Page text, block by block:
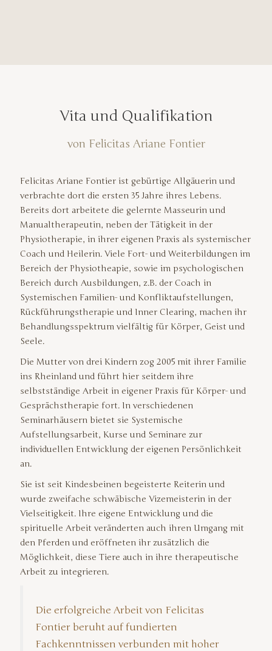
Vita und Qualifikation
von Felicitas Ariane Fontier
Felicitas Ariane Fontier ist gebürtige Allgäuerin und
verbrachte dort die ersten 35 Jahre ihres Lebens.
Bereits dort arbeitete die gelernte Masseurin und
Manualtherapeutin, neben der Tätigkeit in der
Physiotherapie, in ihrer eigenen Praxis als systemischer
Coach und Heilerin. Viele Fort- und Weiterbildungen im
Bereich der Physiotheapie, sowie im psychologischen
Bereich durch Ausbildungen, z.B. der Coach in
Systemischen Familien- und Konfliktaufstellungen,
Rückführungstherapie und Inner Clearing, machen ihr
Behandlungsspektrum vielfältig für Körper, Geist und
Seele.
Die Mutter von drei Kindern zog 2005 mit ihrer Familie
ins Rheinland und führt hier seitdem ihre
selbstständige Arbeit in eigener Praxis für Körper- und
Gesprächstherapie fort. In verschiedenen
Seminarhäusern bietet sie Systemische
Aufstellungsarbeit, Kurse und Seminare zur
individuellen Entwicklung der eigenen Persönlichkeit
an.
Sie ist seit Kindesbeinen begeisterte Reiterin und
wurde zweifache schwäbische Vizemeisterin in der
Vielseitigkeit. Ihre eigene Entwicklung und die
spirituelle Arbeit veränderten auch ihren Umgang mit
den Pferden und eröffneten ihr zusätzlich die
Möglichkeit, diese Tiere auch in ihre therapeutische
Arbeit zu integrieren.
Die erfolgreiche Arbeit von Felicitas
Fontier beruht auf fundierten
Fachkenntnissen verbunden mit hoher